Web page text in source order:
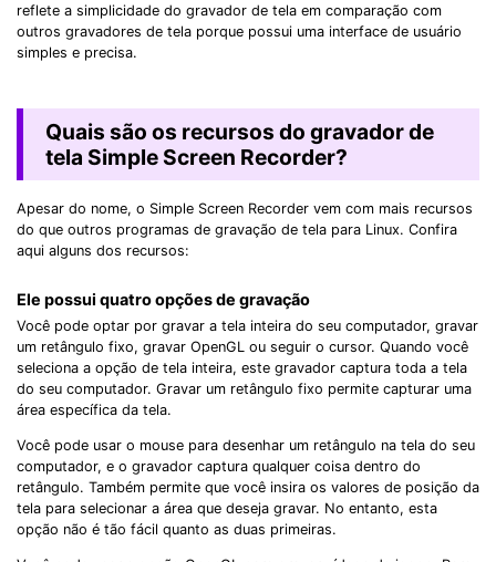
reflete a simplicidade do gravador de tela em comparação com
outros gravadores de tela porque possui uma interface de usuário
simples e precisa.
Quais são os recursos do gravador de
tela Simple Screen Recorder?
Apesar do nome, o Simple Screen Recorder vem com mais recursos
do que outros programas de gravação de tela para Linux. Confira
aqui alguns dos recursos:
Ele possui quatro opções de gravação
Você pode optar por gravar a tela inteira do seu computador, gravar
um retângulo fixo, gravar OpenGL ou seguir o cursor. Quando você
seleciona a opção de tela inteira, este gravador captura toda a tela
do seu computador. Gravar um retângulo fixo permite capturar uma
área específica da tela.
Você pode usar o mouse para desenhar um retângulo na tela do seu
computador, e o gravador captura qualquer coisa dentro do
retângulo. Também permite que você insira os valores de posição da
tela para selecionar a área que deseja gravar. No entanto, esta
opção não é tão fácil quanto as duas primeiras.